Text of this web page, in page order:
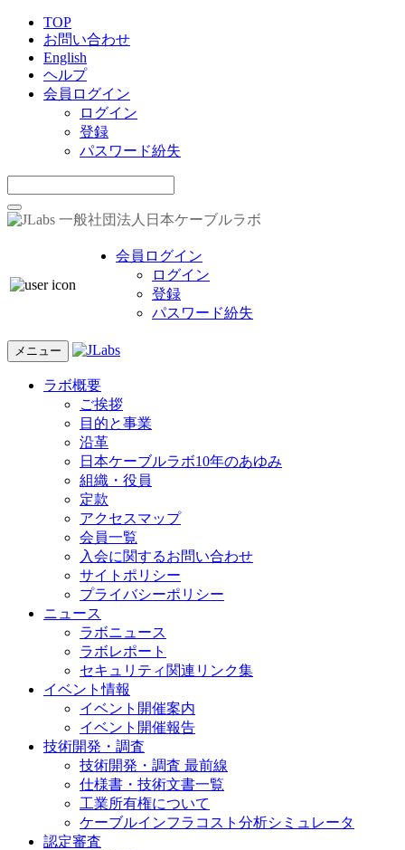
TOP
お問い合わせ
English
ヘルプ
会員ログイン
ログイン
登録
パスワード紛失
一般社団法人日本ケーブルラボ
会員ログイン
ログイン
登録
パスワード紛失
メニュー
ラボ概要
ご挨拶
目的と事業
沿革
日本ケーブルラボ10年のあゆみ
組織・役員
定款
アクセスマップ
会員一覧
入会に関するお問い合わせ
サイトポリシー
プライバシーポリシー
ニュース
ラボニュース
ラボレポート
セキュリティ関連リンク集
イベント情報
イベント開催案内
イベント開催報告
技術開発・調査
技術開発・調査 最前線
仕様書・技術文書一覧
工業所有権について
ケーブルインフラコスト分析シミュレータ
認定審査